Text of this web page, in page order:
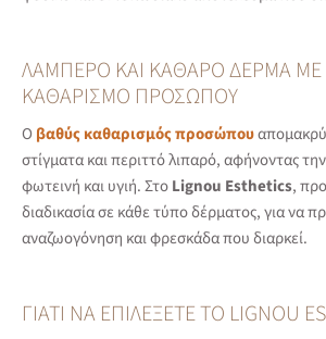
ΛΑΜΠΕΡΌ ΚΑΙ ΚΑΘΑΡΌ ΔΈΡΜΑ
ΚΑΘΑΡΙΣΜΌ ΠΡΟΣΏΠΟΥ
Ο βαθύς καθαρισμός προσώπου
στίγματα και περιττό λιπαρό, αφήνοντας
φωτεινή και υγιή. ΣτοLignou Esthetics,
διαδικασία σε κάθε τύπο δέρματος, για να
αναζωογόνηση και φρεσκάδα που διαρκεί.
ΓΙΑΤΊ ΝΑ ΕΠΙΛΈΞΕΤΕ ΤΟ LIGNOU